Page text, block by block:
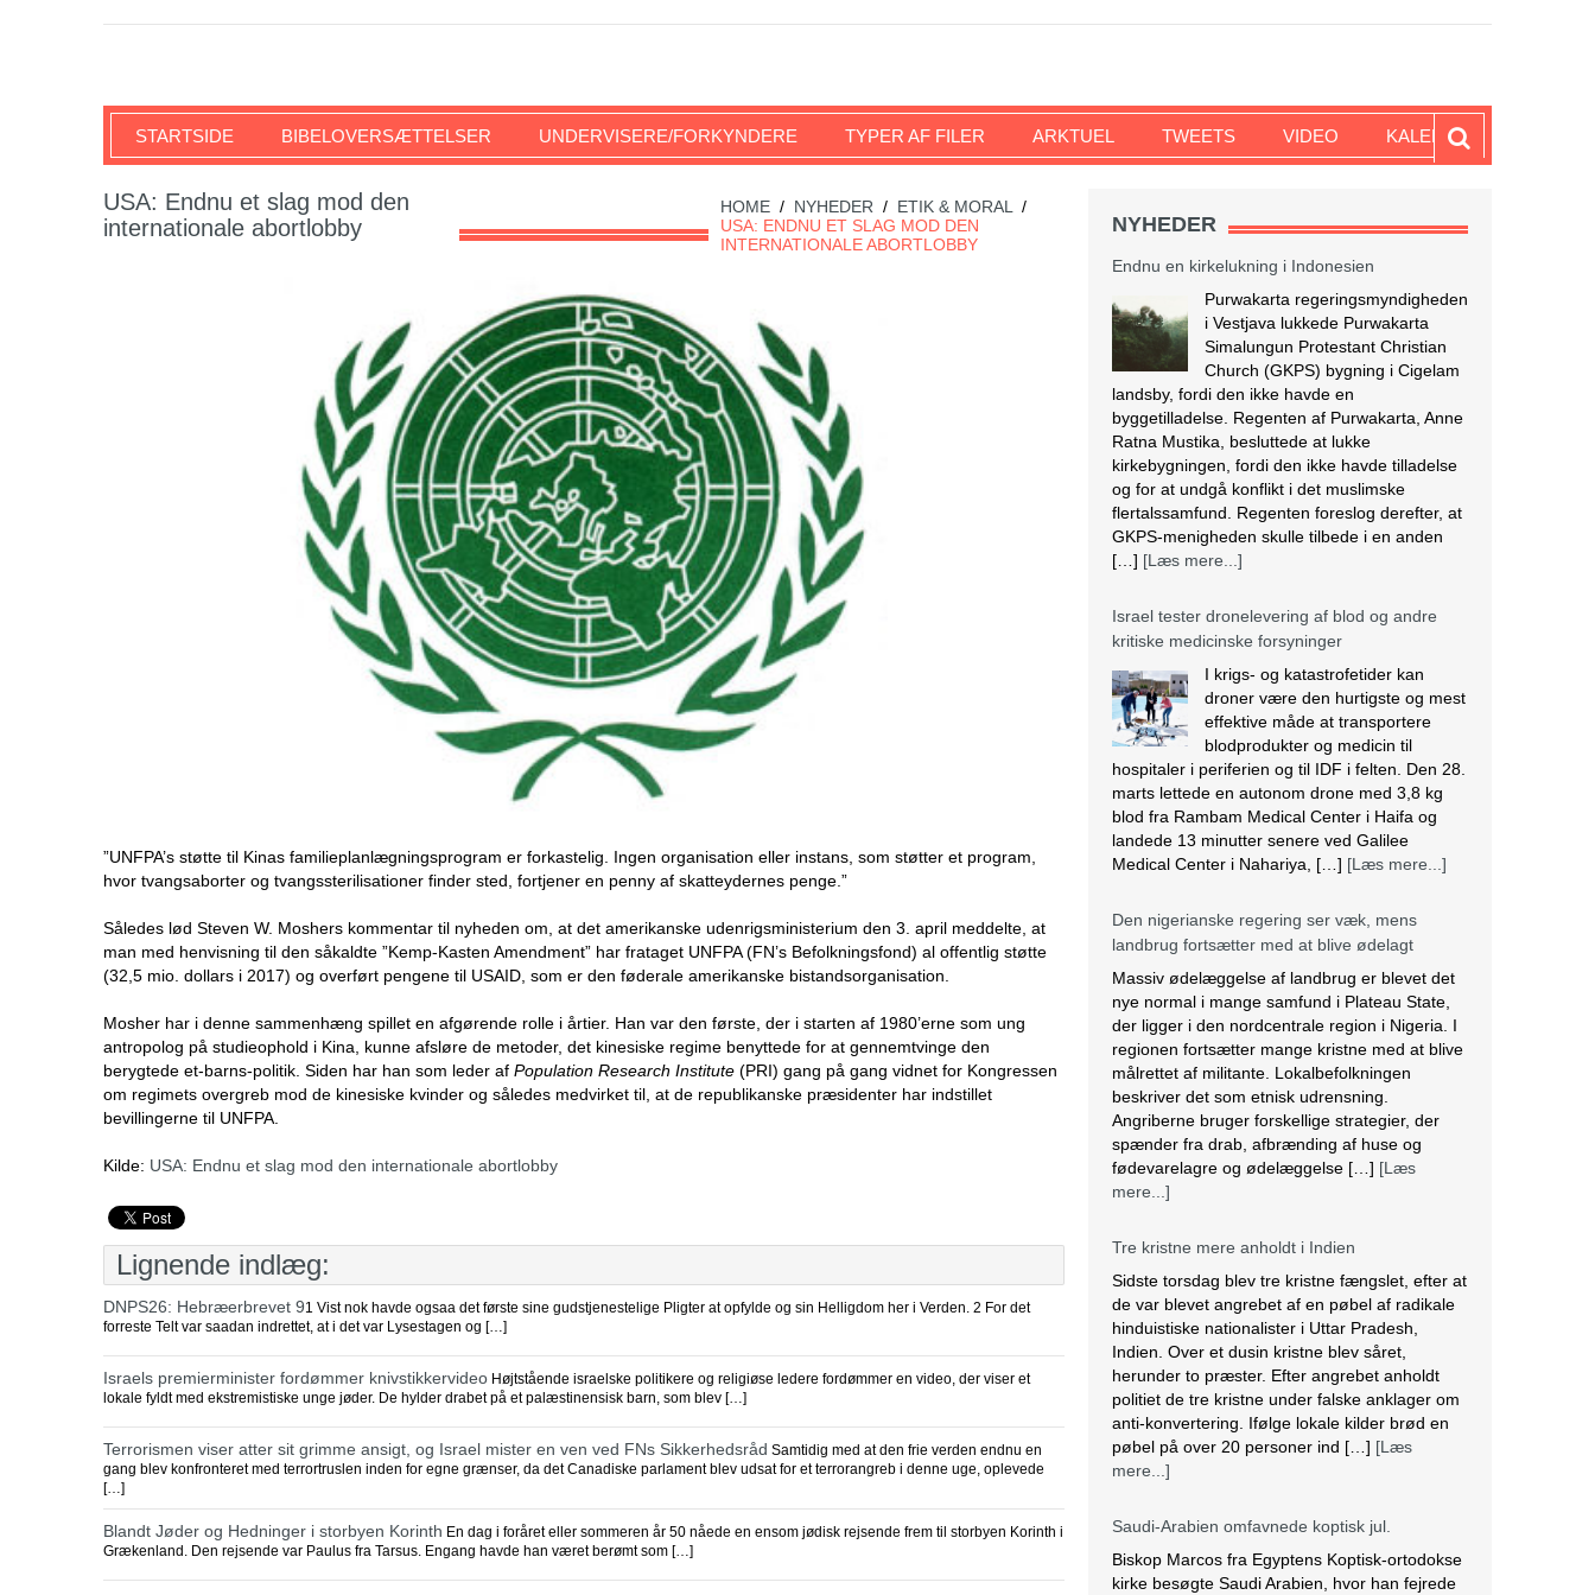
SKRIFTEN
STARTSIDE BIBELOVERSÆTTELSER UNDERVISERE/FORKYNDERE TYPER AF FILER ARKTUEL TWEETS VIDEO KALENDER
HOME / NYHEDER / ETIK & MORAL
/
USA: ENDNU ET SLAG MOD DEN
INTERNATIONALE ABORTLOBBY
USA: Endnu et slag mod den
internationale abortlobby
”UNFPA’s støtte til Kinas familieplanlægningsprogram er forkastelig. Ingen organisation eller instans, som støtter et program,
hvor tvangsaborter og tvangssterilisationer finder sted, fortjener en penny af skatteydernes penge.”
Således lød Steven W. Moshers kommentar til nyheden om, at det amerikanske udenrigsministerium den 3. april meddelte, at
man med henvisning til den såkaldte ”Kemp-Kasten Amendment” har frataget UNFPA (FN’s Befolkningsfond) al offentlig støtte
(32,5 mio. dollars i 2017) og overført pengene til USAID, som er den føderale amerikanske bistandsorganisation.
Mosher har i denne sammenhæng spillet en afgørende rolle i årtier. Han var den første, der i starten af 1980’erne som ung
antropolog på studieophold i Kina, kunne afsløre de metoder, det kinesiske regime benyttede for at gennemtvinge den
berygtede et-barns-politik. Siden har han som leder af Population Research Institute (PRI) gang på gang vidnet for Kongressen
om regimets overgreb mod de kinesiske kvinder og således medvirket til, at de republikanske præsidenter har indstillet
bevillingerne til UNFPA.
Kilde: USA: Endnu et slag mod den internationale abortlobby
Lignende indlæg:
DNPS26: Hebræerbrevet 91 Vist nok havde ogsaa det første sine gudstjenestelige Pligter at opfylde og sin Helligdom her i Verden. 2 For det
forreste Telt var saadan indrettet, at i det var Lysestagen og […]
Israels premierminister fordømmer knivstikkervideo Højtstående israelske politikere og religiøse ledere fordømmer en video, der viser et
lokale fyldt med ekstremistiske unge jøder. De hylder drabet på et palæstinensisk barn, som blev […]
Terrorismen viser atter sit grimme ansigt, og Israel mister en ven ved FNs Sikkerhedsråd Samtidig med at den frie verden endnu en
gang blev konfronteret med terrortruslen inden for egne grænser, da det Canadiske parlament blev udsat for et terrorangreb i denne uge, oplevede
[…]
Blandt Jøder og Hedninger i storbyen Korinth En dag i foråret eller sommeren år 50 nåede en ensom jødisk rejsende frem til storbyen Korinth i
Grækenland. Den rejsende var Paulus fra Tarsus. Engang havde han været berømt som […]
NYHEDER
Endnu en kirkelukning i Indonesien
Purwakarta regeringsmyndigheden
i Vestjava lukkede Purwakarta
Simalungun Protestant Christian
Church (GKPS) bygning i Cigelam
landsby, fordi den ikke havde en
byggetilladelse. Regenten af Purwakarta, Anne
Ratna Mustika, besluttede at lukke
kirkebygningen, fordi den ikke havde tilladelse
og for at undgå konflikt i det muslimske
flertalssamfund. Regenten foreslog derefter, at
GKPS-menigheden skulle tilbede i en anden
[…] [Læs mere...]
Israel tester dronelevering af blod og andre
kritiske medicinske forsyninger
I krigs- og katastrofetider kan
droner være den hurtigste og mest
effektive måde at transportere
blodprodukter og medicin til
hospitaler i periferien og til IDF i felten. Den 28.
marts lettede en autonom drone med 3,8 kg
blod fra Rambam Medical Center i Haifa og
landede 13 minutter senere ved Galilee
Medical Center i Nahariya, […] [Læs mere...]
Den nigerianske regering ser væk, mens
landbrug fortsætter med at blive ødelagt
Massiv ødelæggelse af landbrug er blevet det
nye normal i mange samfund i Plateau State,
der ligger i den nordcentrale region i Nigeria. I
regionen fortsætter mange kristne med at blive
målrettet af militante. Lokalbefolkningen
beskriver det som etnisk udrensning.
Angriberne bruger forskellige strategier, der
spænder fra drab, afbrænding af huse og
fødevarelagre og ødelæggelse […] [Læs
mere...]
Tre kristne mere anholdt i Indien
Sidste torsdag blev tre kristne fængslet, efter at
de var blevet angrebet af en pøbel af radikale
hinduistiske nationalister i Uttar Pradesh,
Indien. Over et dusin kristne blev såret,
herunder to præster. Efter angrebet anholdt
politiet de tre kristne under falske anklager om
anti-konvertering. Ifølge lokale kilder brød en
pøbel på over 20 personer ind […] [Læs
mere...]
Saudi-Arabien omfavnede koptisk jul.
Biskop Marcos fra Egyptens Koptisk-ortodokse
kirke besøgte Saudi Arabien, hvor han fejrede